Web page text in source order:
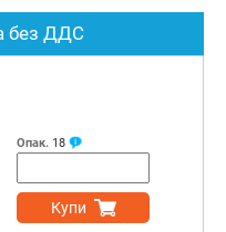
без ДДС
Опак. 18
Купи